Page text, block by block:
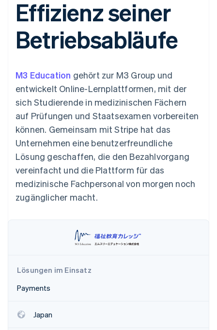
Zugriff auf mehr als
125
Zahlungen vor Ort
Authorization
Autorisierungsraten
Beschleunigter
Bezahlvorgang
Connections
Verbundene
Datensynchronisierung
Product roadmap
Ausblick
Betrugsprävention
Start-up-Gründung
CO₂-Entnahme
Online-Identitätsprüfung
Geldmanagement
Plattformen
SaaS
KI-Unternehmen
Creator Economy
Gaming
Freizeit
Versicherungen
Unterhaltung
Gemeinnützige
Organisationen
Fachdienstleistungen
Öffentlicher Sektor
Einzelhandel
Partner
Marktplatz auf
Grundlagen der
Abonnementverwaltung
So setzen Sie
nutzungsbasierte
Karten ausgeben: So
geht´s
Bereitstellung und
Verwaltung von
Diensten mit Agenten
App-Integrationen
Code-Beispiele
Entwickler-Blog
API-Status
Produkt-Roadmap
Stripe Sessions
Karriere
Newsroom
Stripe Press
Kontakt
Sales-Team
kontaktieren
Partner werden
Effizienz seiner
Betriebsabläufe
M3 Education gehört zur M3 Group und
entwickelt Online-Lernplattformen, mit der
sich Studierende in medizinischen Fächern
auf Prüfungen und Staatsexamen vorbereiten
können. Gemeinsam mit Stripe hat das
Unternehmen eine benutzerfreundliche
Lösung geschaffen, die den Bezahlvorgang
vereinfacht und die Plattform für das
medizinische Fachpersonal von morgen noch
zugänglicher macht.
Lösungen im Einsatz
Payments
Japan